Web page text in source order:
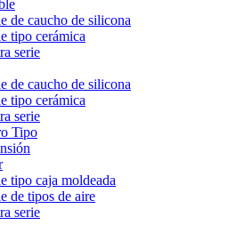
de caucho de silicona
tipo cerámica
serie
de caucho de silicona
tipo cerámica
serie
Tipo
tipo caja moldeada
de tipos de aire
serie